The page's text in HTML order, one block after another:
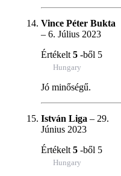
Vince Péter Bukta
– 6. Július 2023
Értékelt 5 -ből 5
Hungary
Jó minőségű.
István Liga – 29.
Június 2023
Értékelt 5 -ből 5
Hungary